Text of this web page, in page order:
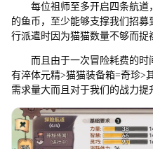
每位祖师至多开启四条航道
的鱼币，至少能够支撑我们招
行派遣时因为猫猫数量不够而捉
而且由于一次冒险耗费的时
有淬体元精>猫猫装备箱=奇珍>
需求量大而且对于我们的战力提